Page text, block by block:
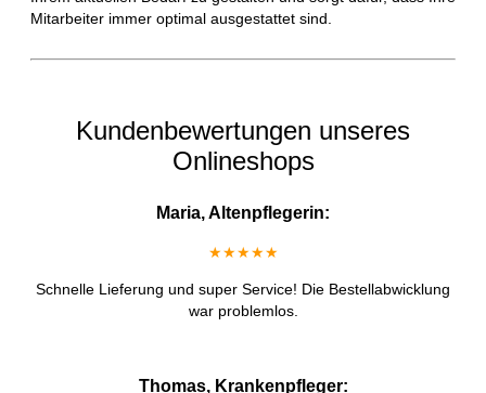
Mitarbeiter immer optimal ausgestattet sind.
Kundenbewertungen unseres
Onlineshops
Maria, Altenpflegerin:
★★★★★
Schnelle Lieferung und super Service! Die Bestellabwicklung
war problemlos.
Thomas, Krankenpfleger: